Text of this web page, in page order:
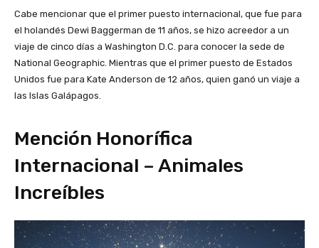
Cabe mencionar que el primer puesto internacional, que fue para
el holandés Dewi Baggerman de 11 años, se hizo acreedor a un
viaje de cinco días a Washington D.C. para conocer la sede de
National Geographic. Mientras que el primer puesto de Estados
Unidos fue para Kate Anderson de 12 años, quien ganó un viaje a
las Islas Galápagos.
Mención Honorífica
Internacional – Animales
Increíbles